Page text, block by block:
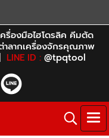
รื่องมือไฮโดรลิค คีมตัด
าลากเครื่องจักรคุณภาพ
LINE ID :@tpqtool